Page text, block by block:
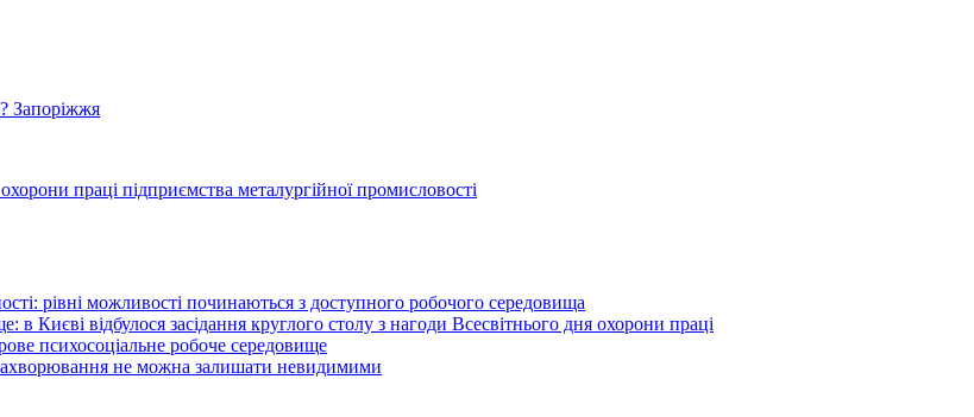
Запоріжжя
праці підприємства металургійної промисловості
рівні можливості починаються з доступного робочого середовища
в Києві відбулося засідання круглого столу з нагоди Всесвітнього дня охорони праці
психосоціальне робоче середовище
не можна залишати невидимими